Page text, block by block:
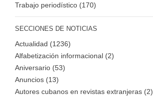
Trabajo periodístico (170)
SECCIONES DE NOTICIAS
Actualidad (1236)
Alfabetización informacional (2)
Aniversario (53)
Anuncios (13)
Autores cubanos en revistas extranjeras (2)